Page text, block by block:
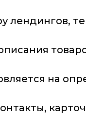
лендингов,
на